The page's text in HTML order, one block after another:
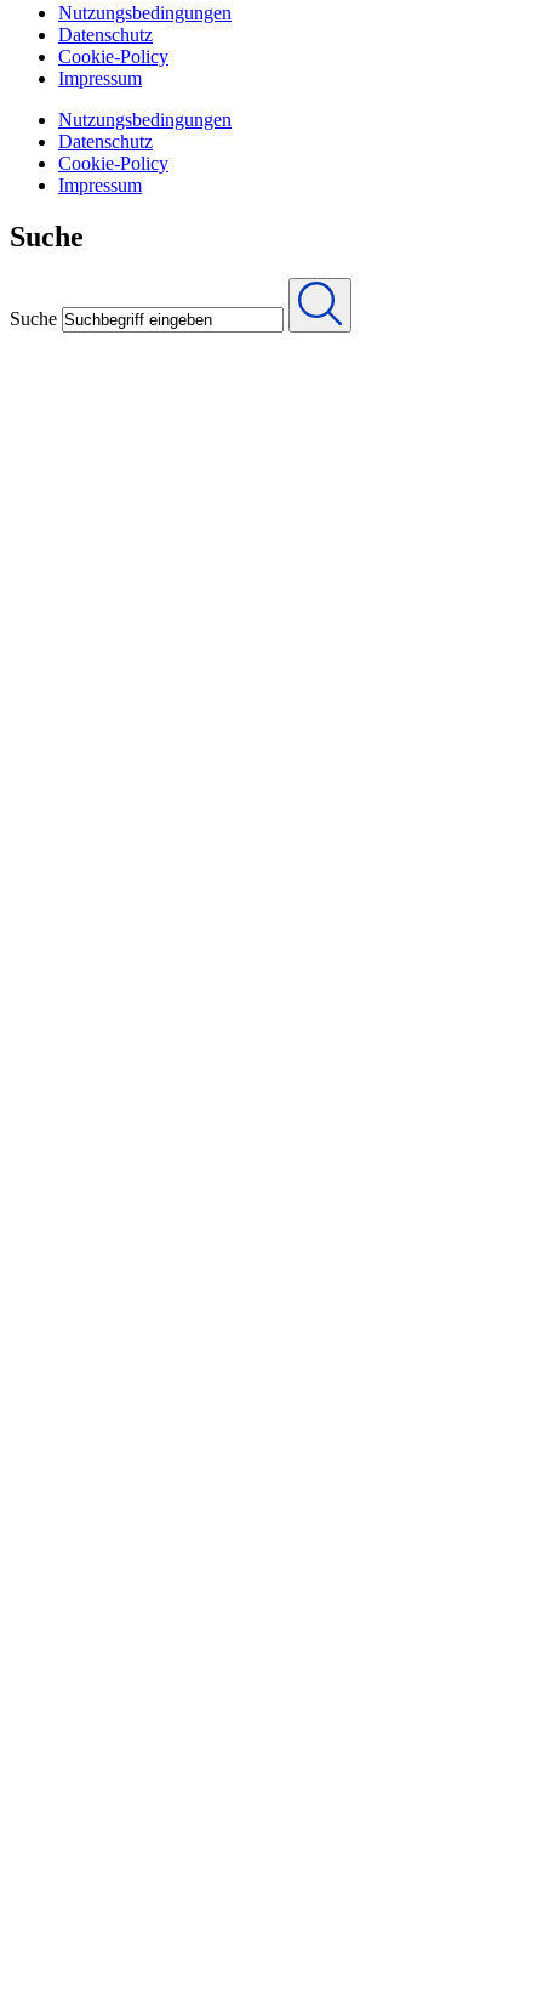
Nutzungsbedingungen
Datenschutz
Cookie-Policy
Impressum
Nutzungsbedingungen
Datenschutz
Cookie-Policy
Impressum
Suche
Suche